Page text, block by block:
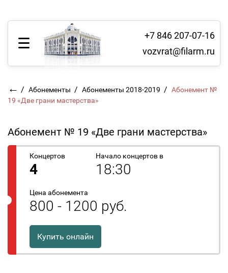
+7 846 207-07-16
vozvrat@filarm.ru
← / Абонементы / Абонементы 2018-2019 / Абонемент №
19 «Две грани мастерства»
Абонемент № 19 «Две грани мастерства»
Концертов
4
Начало концертов в
18:30
Цена абонемента
800 - 1200 руб.
Купить онлайн